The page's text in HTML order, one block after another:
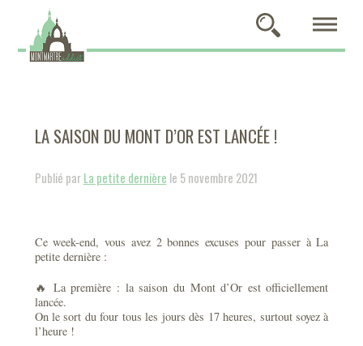
LA SAISON DU MONT D’OR EST LANCÉE !
Publié parLa petite dernière le 5 novembre 2021
Ce week-end, vous avez 2 bonnes excuses pour passer à La
petite dernière :
🔥 La première : la saison du Mont d’Or est officiellement
lancée.
On le sort du four tous les jours dès 17 heures, surtout soyez à
l’heure !